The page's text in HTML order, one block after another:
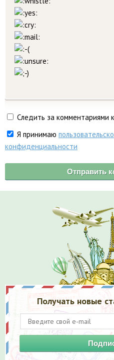
Следить за комментариями
Я принимаю
конфиденциальности
Получать новые